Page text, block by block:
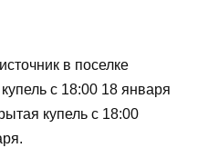
в поселке
с 18:00 18 января
купель с 18:00